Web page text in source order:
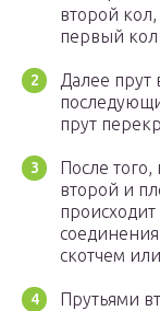
второй
первый кол
Далее прут
прут
После
второй и
скотчем
Прутьями